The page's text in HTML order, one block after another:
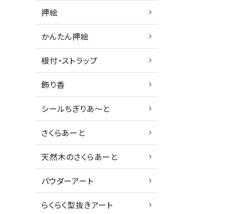
押絵
かんたん押絵
根付・ストラップ
飾り香
シールちぎりあ～と
さくらあーと
天然木のさくらあーと
パウダーアート
らくらく型抜きアート